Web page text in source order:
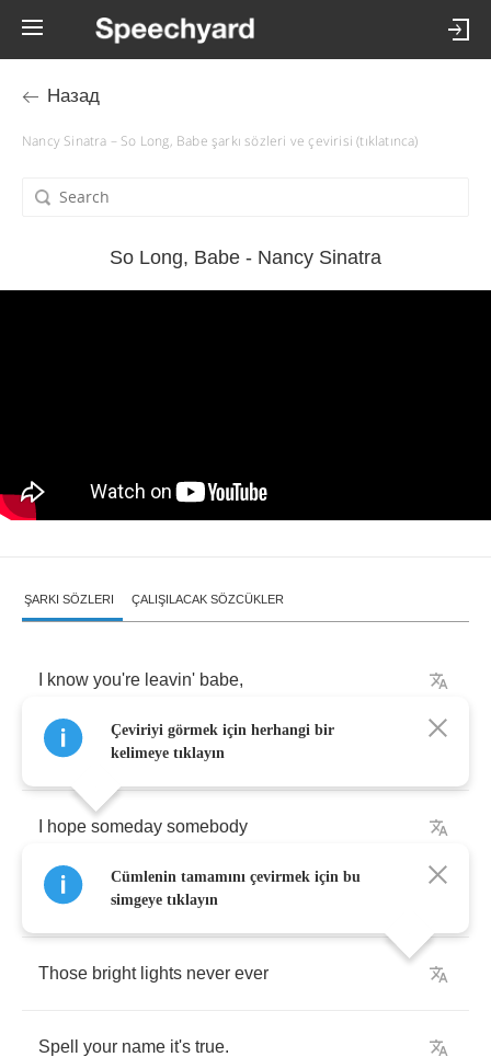
Назад
Nancy Sinatra – So Long, Babe şarkı sözleri ve çevirisi (tıklatınca)
So Long, Babe - Nancy Sinatra
ŞARKI SÖZLERI ÇALIŞILACAK SÖZCÜKLER
know you're leavin' babe,
Goodbye ,so long.
hope someday somebody
Listens to your song.
Those bright lights never ever
Spell your name it's true.
Çeviriyi görmek için herhangi bir
kelimeye tıklayın
Cümlenin tamamını çevirmek için bu
simgeye tıklayın